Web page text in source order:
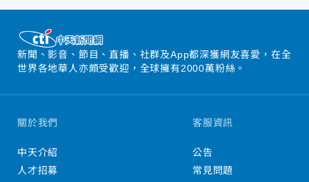
新聞、影音、節目、直播、社群及App都深獲網友喜愛，在全
世界各地華人亦頗受歡迎，全球擁有2000萬粉絲。
關於我們
中天介紹
人才招募
客服資訊
公告
常見問題